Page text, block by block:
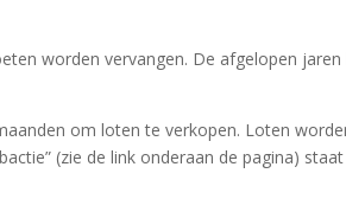
worden vervangen. De afgelopen jaren
om loten te verkopen. Loten
(zie de link onderaan de pagina)